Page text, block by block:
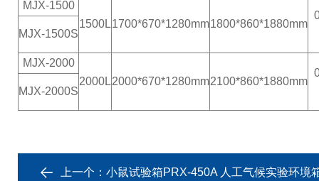
MJX-1500
1500L1700*670*1280mm1800*860*1880mm
MJX-1500S
MJX-2000
2000L2000*670*1280mm2100*860*1880mm
MJX-2000S
上一个： 小鼠试验箱PRX-450A 人工气候实验环境